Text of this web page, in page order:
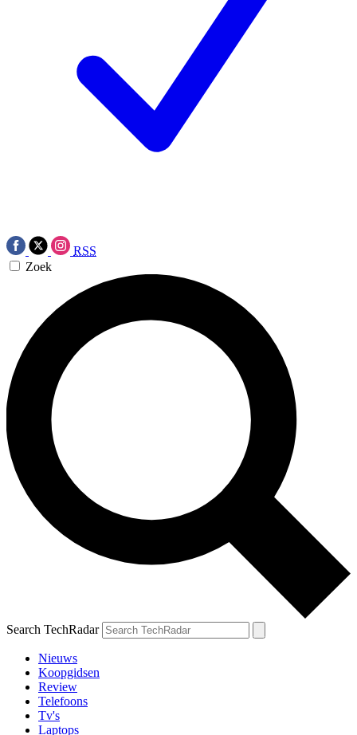
RSS
Zoek
Search TechRadar
Nieuws
Koopgidsen
Review
Telefoons
Tv's
Laptops